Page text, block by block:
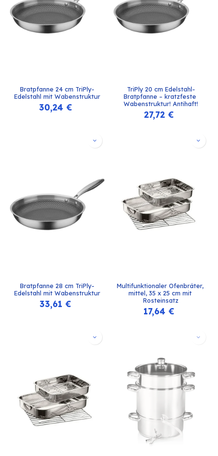
Bratpfanne 24 cm TriPly-
Edelstahl mit Wabenstruktur
30,24 €
TriPly 20 cm Edelstahl-
Bratpfanne – kratzfeste
Wabenstruktur! Antihaft!
27,72 €
Bratpfanne 28 cm TriPly-
Edelstahl mit Wabenstruktur
33,61 €
Multifunktionaler Ofenbräter,
mittel, 35 x 25 cm mit
Rosteinsatz
17,64 €